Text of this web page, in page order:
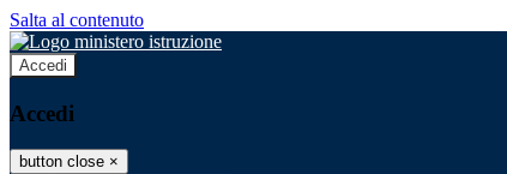
Salta al contenuto
Accedi
Accedi
button close ×